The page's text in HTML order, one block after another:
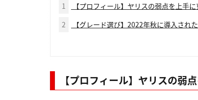
1
【プロフィール】ヤリスの弱点を上手
2
【グレード選び】2022年秋に導入され
【プロフィール】ヤリスの弱